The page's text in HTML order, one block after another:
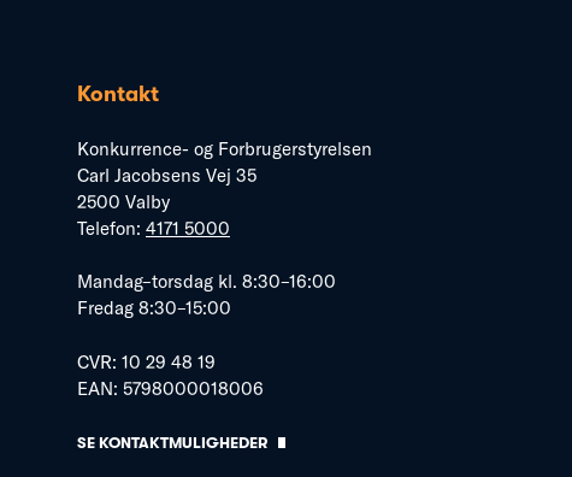
Kontakt
Konkurrence- og Forbrugerstyrelsen
Carl Jacobsens Vej 35
2500 Valby
Telefon: 4171 5000
Mandag–torsdag kl. 8:30–16:00
Fredag 8:30–15:00
CVR: 10 29 48 19
EAN: 5798000018006
SE KONTAKTMULIGHEDER